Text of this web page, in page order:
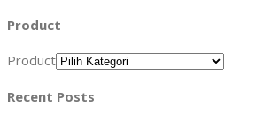
Product
Product
Recent Posts